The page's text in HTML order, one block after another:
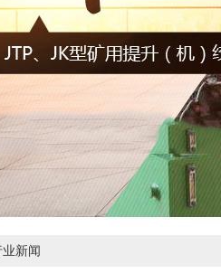
业新闻